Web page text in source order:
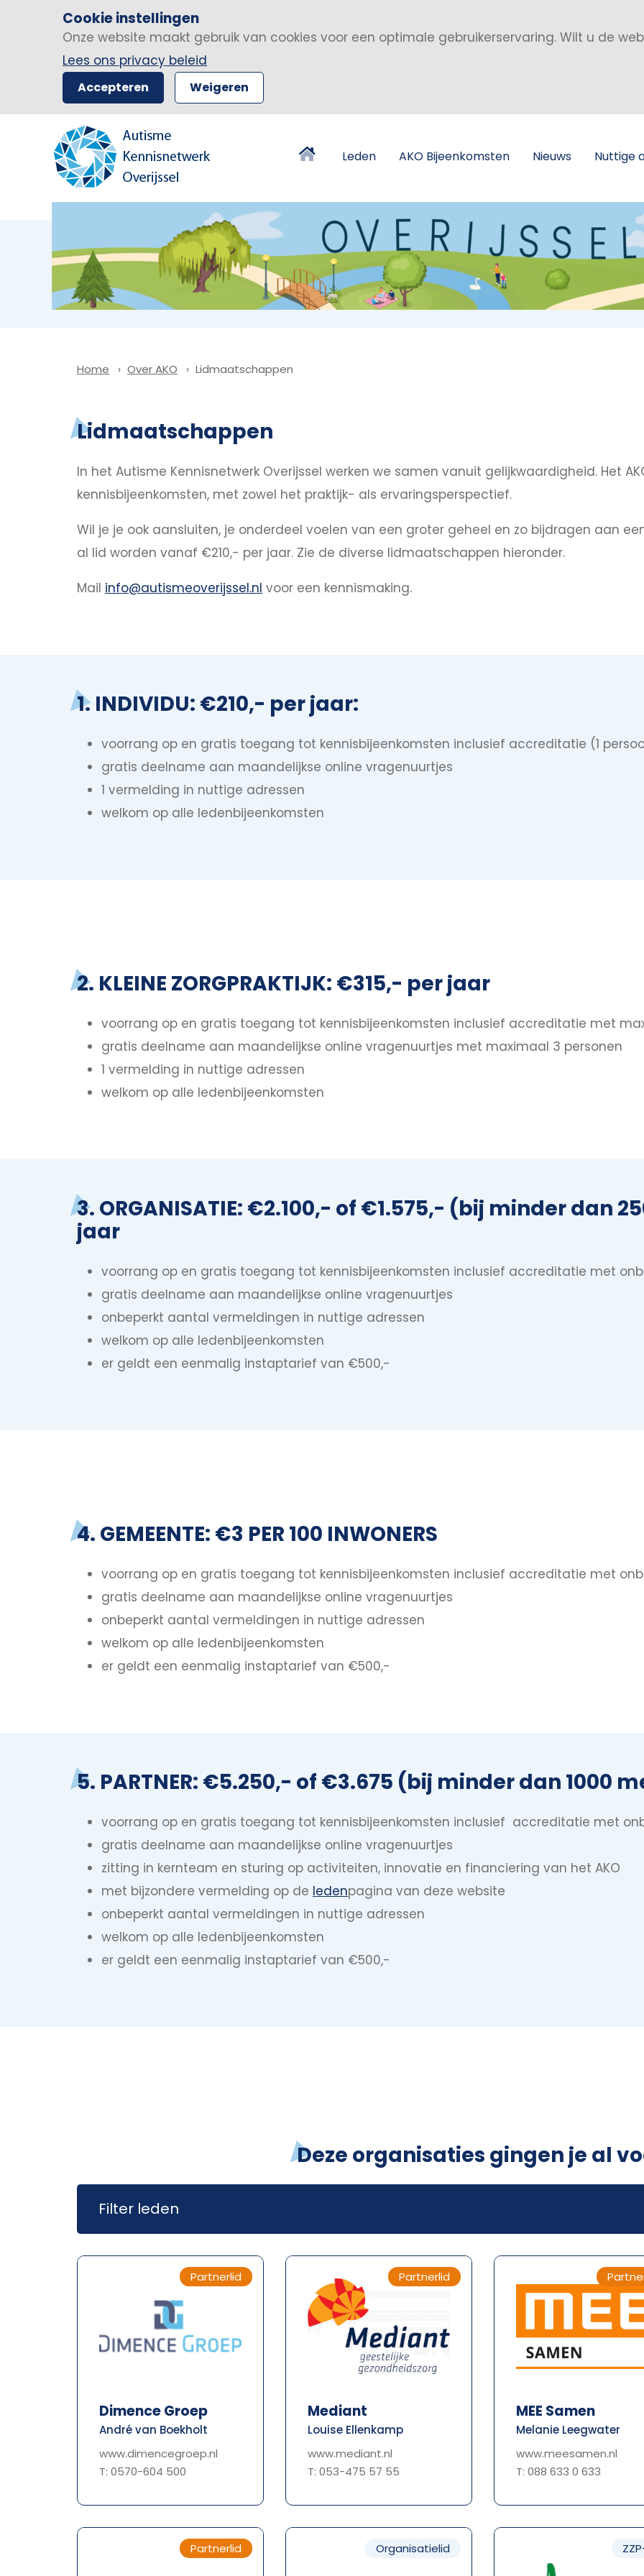
Cookie instellingen
Onze website maakt gebruik van cookies voor een optimale gebruikerservaring. Wilt u de
Lees ons privacy beleid
Accepteren Weigeren
Leden AKO Bijeenkomsten Nieuws Nuttige
Home Over AKO Lidmaatschappen
Lidmaatschappen
In het Autisme Kennisnetwerk Overijssel werken we samen vanuit gelijkwaardigheid. Het
kennisbijeenkomsten, met zowel het praktijk- als ervaringsperspectief.
Wil je je ook aansluiten, je onderdeel voelen van een groter geheel en zo bijdragen aan
al lid worden vanaf €210,- per jaar. Zie de diverse lidmaatschappen hieronder.
Mail info@autismeoverijssel.nl voor een kennismaking.
1. INDIVIDU: €210,- per jaar:
voorrang op en gratis toegang tot kennisbijeenkomsten inclusief accreditatie (1
gratis deelname aan maandelijkse online vragenuurtjes
1 vermelding in nuttige adressen
welkom op alle ledenbijeenkomsten
2. KLEINE ZORGPRAKTIJK: €315,- per jaar
voorrang op en gratis toegang tot kennisbijeenkomsten inclusief accreditatie met
gratis deelname aan maandelijkse online vragenuurtjes met maximaal 3 personen
1 vermelding in nuttige adressen
welkom op alle ledenbijeenkomsten
3. ORGANISATIE: €2.100,- of €1.575,- (bij minder dan
jaar
voorrang op en gratis toegang tot kennisbijeenkomsten inclusief accreditatie met
gratis deelname aan maandelijkse online vragenuurtjes
onbeperkt aantal vermeldingen in nuttige adressen
welkom op alle ledenbijeenkomsten
er geldt een eenmalig instaptarief van €500,-
4. GEMEENTE: €3 PER 100 INWONERS
voorrang op en gratis toegang tot kennisbijeenkomsten inclusief accreditatie met
gratis deelname aan maandelijkse online vragenuurtjes
onbeperkt aantal vermeldingen in nuttige adressen
welkom op alle ledenbijeenkomsten
er geldt een eenmalig instaptarief van €500,-
5. PARTNER: €5.250,- of €3.675 (bij minder dan 1000
voorrang op en gratis toegang tot kennisbijeenkomsten inclusief accreditatie met
gratis deelname aan maandelijkse online vragenuurtjes
zitting in kernteam en sturing op activiteiten, innovatie en financiering van het AKO
met bijzondere vermelding op de ledenpagina van deze website
onbeperkt aantal vermeldingen in nuttige adressen
welkom op alle ledenbijeenkomsten
er geldt een eenmalig instaptarief van €500,-
Deze organisaties gingen je al
Filter leden
Partnerlid
Dimence Groep
André van Boekholt
www.dimencegroep.nl
T: 0570-604 500
Partnerlid
Mediant
Louise Ellenkamp
www.mediant.nl
T: 053-475 57 55
MEE Samen
Melanie Leegwater
www.meesamen.nl
T: 088 633 0 633
Partnerlid Organisatielid